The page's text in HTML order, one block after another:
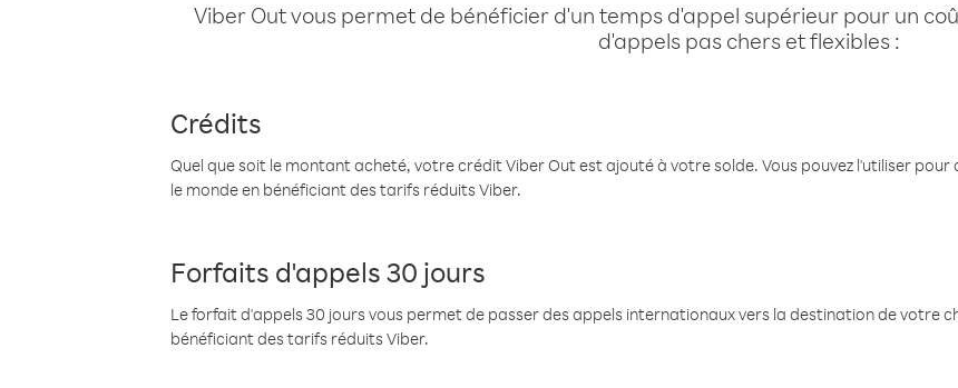
Viber Out vous permet de bénéficier d'un temps d'appel supérieur pour un
d'appels pas chers et flexibles :
Crédits
Quel que soit le montant acheté, votre crédit Viber Out est ajouté à votre solde. Vous pouvez l'utiliser
le monde en bénéficiant des tarifs réduits Viber.
Forfaits d'appels 30 jours
Le forfait d'appels 30 jours vous permet de passer des appels internationaux vers la destination de votre
bénéficiant des tarifs réduits Viber.